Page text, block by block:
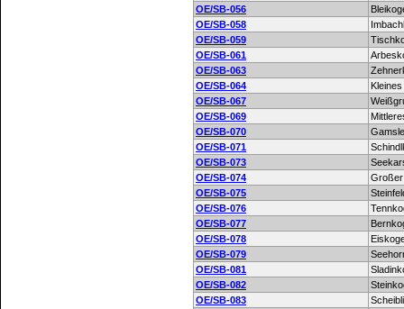
OE/SB-056
OE/SB-058
OE/SB-059
OE/SB-061
OE/SB-063
OE/SB-064
OE/SB-067
OE/SB-069
OE/SB-070
OE/SB-071
OE/SB-073
OE/SB-074
OE/SB-075
OE/SB-076
OE/SB-077
OE/SB-078
OE/SB-079
OE/SB-081
OE/SB-082
OE/SB-083